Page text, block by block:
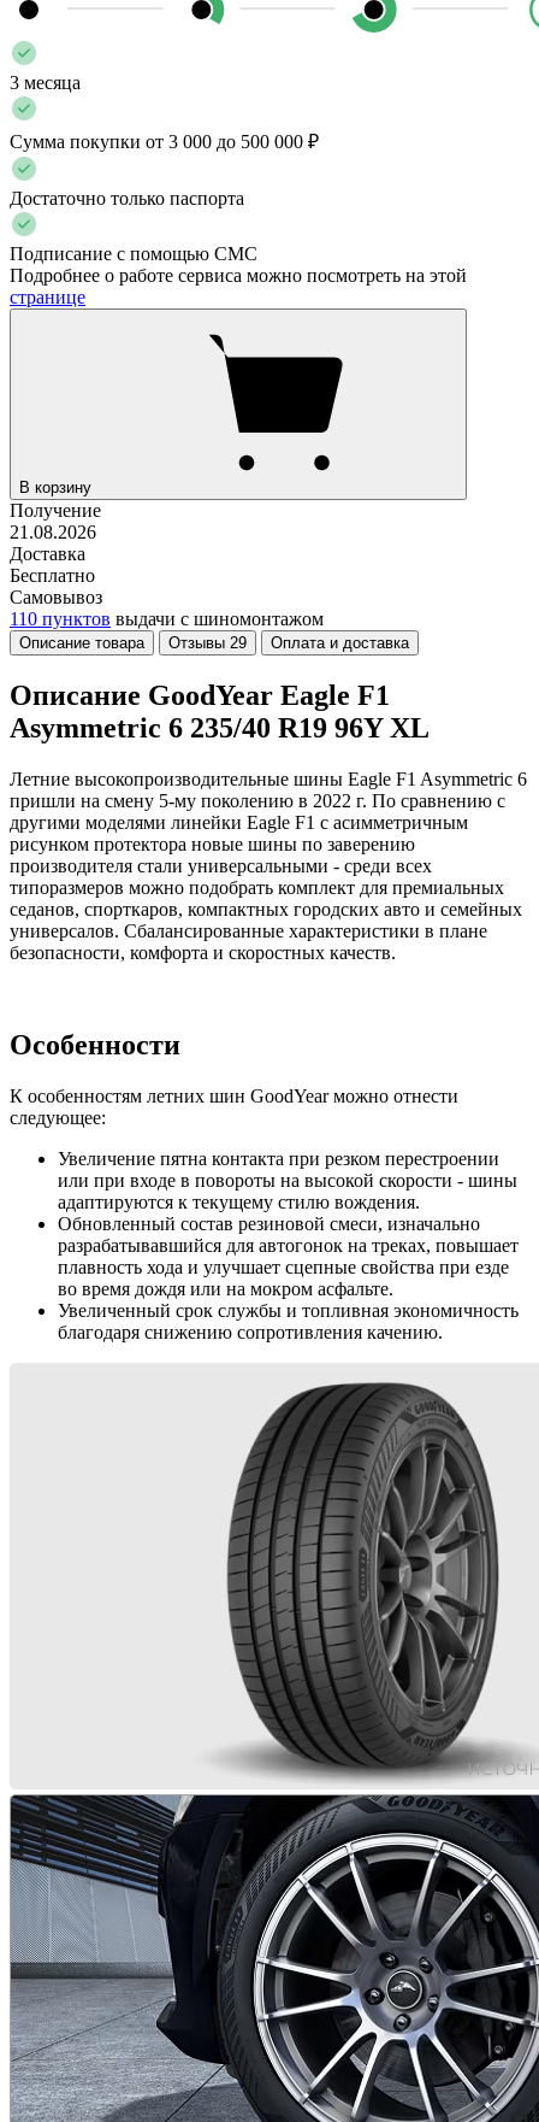
3 месяца
Сумма покупки от 3 000 до 500 000 ₽
Достаточно только паспорта
Подписание с помощью СМС
Подробнее о работе сервиса можно посмотреть на этой
странице
В корзину
Получение
21.08.2026
Доставка
Бесплатно
Самовывоз
110 пунктов выдачи с шиномонтажом
Описание товара Отзывы 29 Оплата и доставка
Описание GoodYear Eagle F1
Asymmetric 6 235/40 R19 96Y XL
Летние высокопроизводительные шины Eagle F1 Asymmetric 6
пришли на смену 5-му поколению в 2022 г. По сравнению с
другими моделями линейки Eagle F1 с асимметричным
рисунком протектора новые шины по заверению
производителя стали универсальными - среди всех
типоразмеров можно подобрать комплект для премиальных
седанов, спорткаров, компактных городских авто и семейных
универсалов. Сбалансированные характеристики в плане
безопасности, комфорта и скоростных качеств.
Особенности
К особенностям летних шин GoodYear можно отнести
следующее:
Увеличение пятна контакта при резком перестроении
или при входе в повороты на высокой скорости - шины
адаптируются к текущему стилю вождения.
Обновленный состав резиновой смеси, изначально
разрабатывавшийся для автогонок на треках, повышает
плавность хода и улучшает сцепные свойства при езде
во время дождя или на мокром асфальте.
Увеличенный срок службы и топливная экономичность
благодаря снижению сопротивления качению.